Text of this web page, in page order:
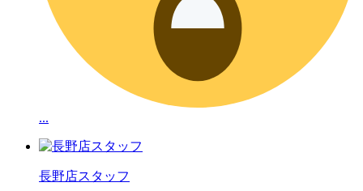
...
長野店スタッフ